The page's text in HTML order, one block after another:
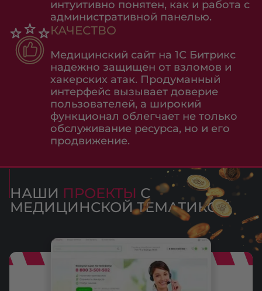
интуитивно понятен, как и работа с
административной панелью.
КАЧЕСТВО
Медицинский сайт на 1С Битрикс
надежно защищен от взломов и
хакерских атак. Продуманный
интерфейс вызывает доверие
пользователей, а широкий
функционал облегчает не только
обслуживание ресурса, но и его
продвижение.
НАШИ ПРОЕКТЫ С
МЕДИЦИНСКОЙ ТЕМАТИКОЙ